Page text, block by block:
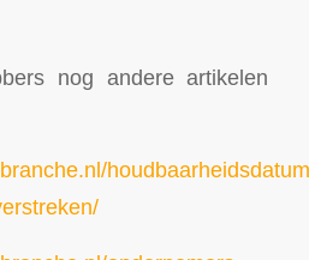
nog andere artikelen